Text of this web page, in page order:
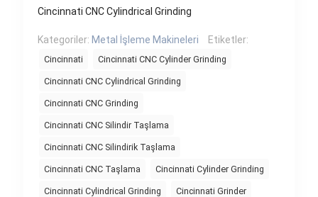
Cincinnati CNC Cylindrical Grinding
Kategoriler: Metal İşleme Makineleri Etiketler:
Cincinnati Cincinnati CNC Cylinder Grinding
Cincinnati CNC Cylindrical Grinding
Cincinnati CNC Grinding
Cincinnati CNC Silindir Taşlama
Cincinnati CNC Silindirik Taşlama
Cincinnati CNC Taşlama Cincinnati Cylinder Grinding
Cincinnati Cylindrical Grinding Cincinnati Grinder